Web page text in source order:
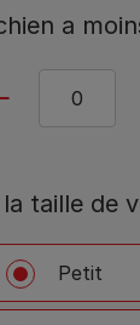
a
taille de
Petit